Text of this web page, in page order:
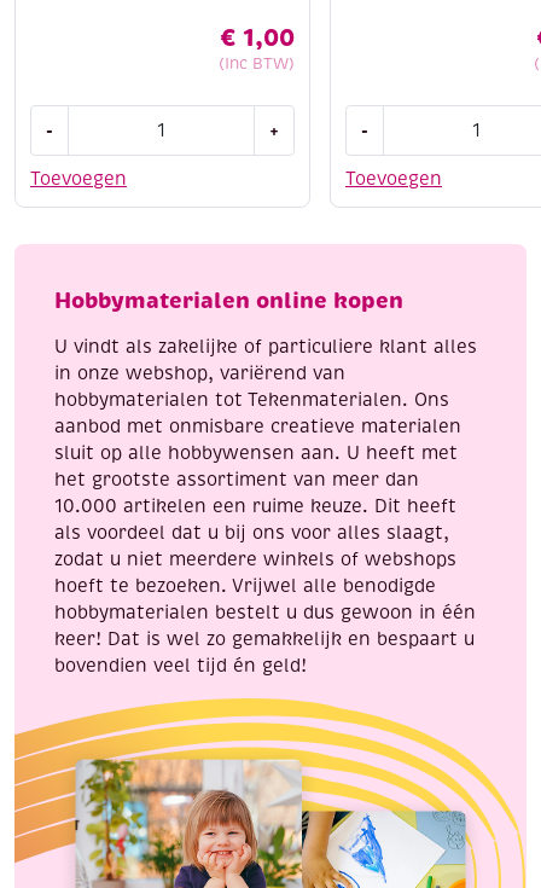
€ 1,00
(Inc BTW)
Toevoegen
-
satijnkoord,
meter,
aantal
+
Toevoegen
-
set
mix
Hobbymaterialen online kopen
U vindt als zakelijke of particuliere klant alles
in onze webshop, variërend van
hobbymaterialen tot Tekenmaterialen. Ons
aanbod met onmisbare creatieve materialen
sluit op alle hobbywensen aan. U heeft met
het grootste assortiment van meer dan
10.000 artikelen een ruime keuze. Dit heeft
als voordeel dat u bij ons voor alles slaagt,
zodat u niet meerdere winkels of webshops
hoeft te bezoeken. Vrijwel alle benodigde
hobbymaterialen bestelt u dus gewoon in één
keer! Dat is wel zo gemakkelijk en bespaart u
bovendien veel tijd én geld!